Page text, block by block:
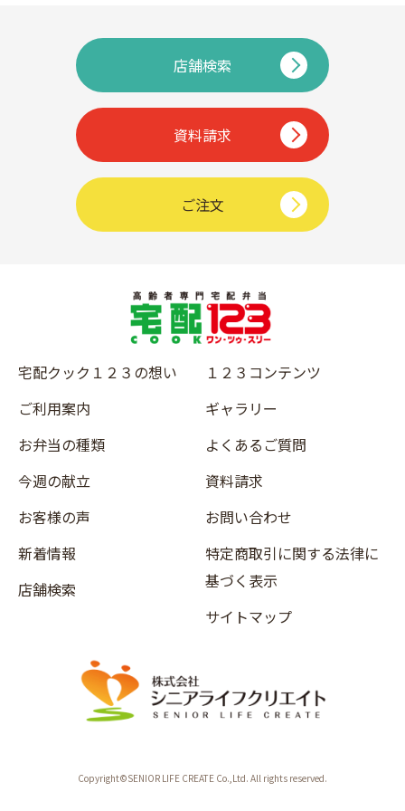
店舗検索
資料請求
ご注文
宅配クック１２３の想い
ご利用案内
お弁当の種類
今週の献立
お客様の声
新着情報
店舗検索
１２３コンテンツ
ギャラリー
よくあるご質問
資料請求
お問い合わせ
特定商取引に関する法律に
基づく表示
サイトマップ
Copyright©SENIOR LIFE CREATE Co.,Ltd. All rights reserved.